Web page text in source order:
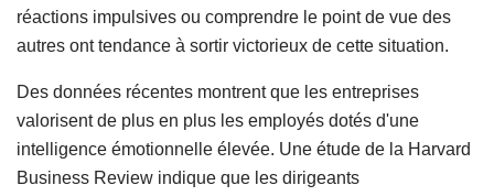
réactions impulsives ou comprendre le point de vue des
autres ont tendance à sortir victorieux de cette situation.
Des données récentes montrent que les entreprises
valorisent de plus en plus les employés dotés d'une
intelligence émotionnelle élevée. Une étude de la Harvard
Business Review indique que les dirigeants